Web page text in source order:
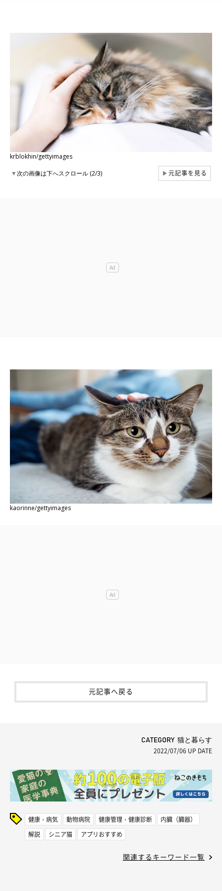
krblokhin/gettyimages
▼次の画像は下へスクロール (2/3) ▶元記事を見る
kaorinne/gettyimages
元記事へ戻る
CATEGORY 猫と暮らす
2022/07/06 UP DATE
健康・病気 動物病院 健康管理・健康診断
内臓（臓器）
解説
シニア猫 アプリおすすめ
関連するキーワード一覧